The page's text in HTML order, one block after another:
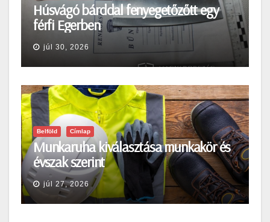
Húsvágó bárddal fenyegetőzőtt egy
férfi Egerben
júl 30, 2026
Belföld Címlap
Munkaruha kiválasztása munkakör és
évszak szerint
júl 27, 2026